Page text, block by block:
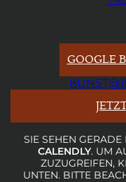
GOOGLE
SIE SEHEN
CALENDLY. UM
ZUZUGREIFEN,
UNTEN. BITTE